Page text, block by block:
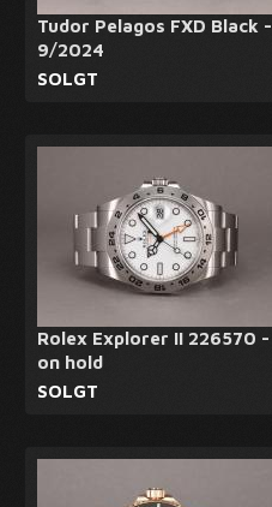
Tudor Pelagos FXD Black -
9/2024
SOLGT
Rolex Explorer II 226570 -
on hold
SOLGT